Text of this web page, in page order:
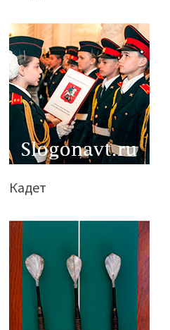
Кадет